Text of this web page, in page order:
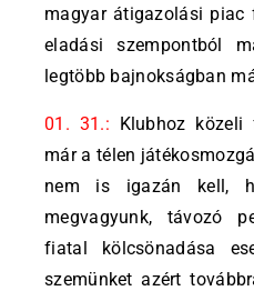
magyar átigazolási piac
eladási szempontból
legtöbb bajnokságban
01. 31.: Klubhoz
már a télen
nem is igazán kell,
megvagyunk, távozó
fiatal kölcsönadása
szemünket azért